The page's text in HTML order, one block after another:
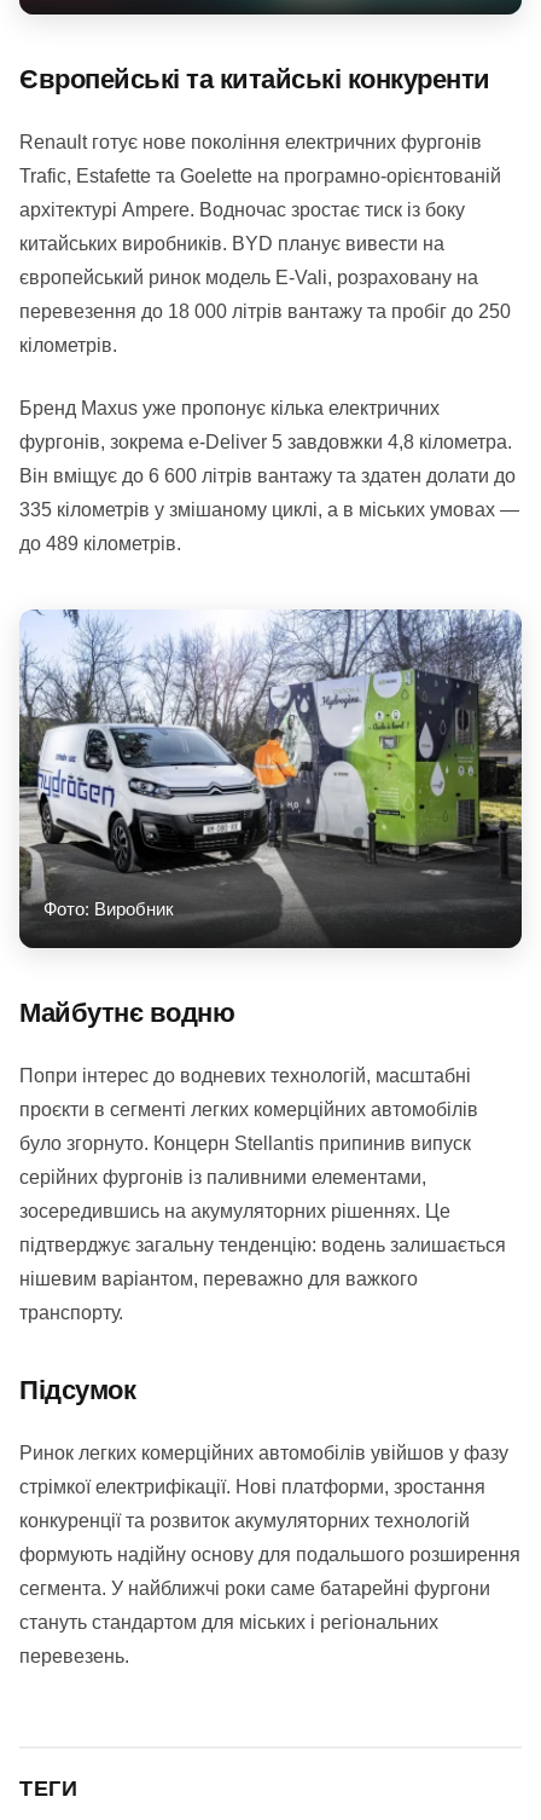
Європейські та китайські конкуренти
Renault готує нове покоління електричних фургонів
Trafic, Estafette та Goelette на програмно-орієнтованій
архітектурі Ampere. Водночас зростає тиск із боку
китайських виробників. BYD планує вивести на
європейський ринок модель E-Vali, розраховану на
перевезення до 18 000 літрів вантажу та пробіг до 250
кілометрів.
Бренд Maxus уже пропонує кілька електричних
фургонів, зокрема e-Deliver 5 завдовжки 4,8 кілометра.
Він вміщує до 6 600 літрів вантажу та здатен долати до
335 кілометрів у змішаному циклі, а в міських умовах —
до 489 кілометрів.
Фото: Виробник
Майбутнє водню
Попри інтерес до водневих технологій, масштабні
проєкти в сегменті легких комерційних автомобілів
було згорнуто. Концерн Stellantis припинив випуск
серійних фургонів із паливними елементами,
зосередившись на акумуляторних рішеннях. Це
підтверджує загальну тенденцію: водень залишається
нішевим варіантом, переважно для важкого
транспорту.
Підсумок
Ринок легких комерційних автомобілів увійшов у фазу
стрімкої електрифікації. Нові платформи, зростання
конкуренції та розвиток акумуляторних технологій
формують надійну основу для подальшого розширення
сегмента. У найближчі роки саме батарейні фургони
стануть стандартом для міських і регіональних
перевезень.
ТЕГИ